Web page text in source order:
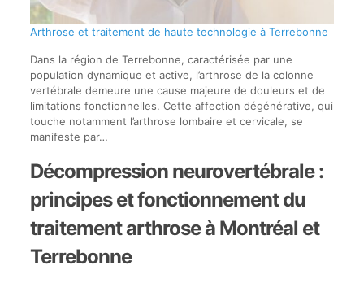
Arthrose et traitement de haute technologie à Terrebonne
Dans la région de Terrebonne, caractérisée par une
population dynamique et active, l’arthrose de la colonne
vertébrale demeure une cause majeure de douleurs et de
limitations fonctionnelles. Cette affection dégénérative, qui
touche notamment l’arthrose lombaire et cervicale, se
manifeste par…
Décompression neurovertébrale :
principes et fonctionnement du
traitement arthrose à Montréal et
Terrebonne